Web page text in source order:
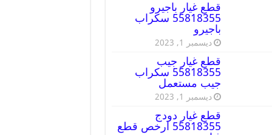
قطع غيار باجيرو
55818355 سكراب
باجيرو
ديسمبر 1, 2023
قطع غيار جيب
55818355 سكراب
جيب مستعمل
ديسمبر 1, 2023
قطع غيار دودج
55818355 ارخص قطع